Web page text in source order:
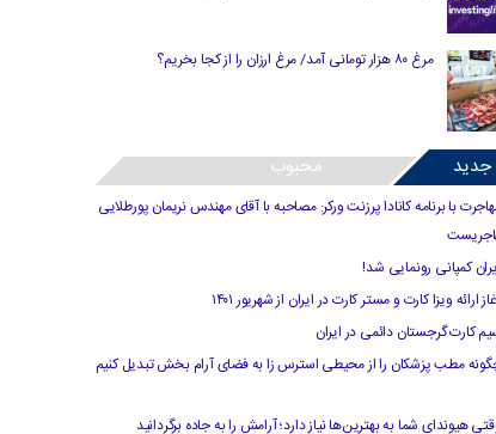
مرغ ۸۰ هزار تومانی آمد/ مرغ ارزان را از کجا بخریم؟
جدید محبوب
با برنامه کانادا پرزنت ورکر: مصاحبه با آقای مهندس نریمان پورطلایی
کمپانی رونمایی شد!
ارائه ویزا کارت و مستر کارت در ایران از شهریور ۱۴۰۱
کارت گرجستان دائمی در ایران
مطب پزشکان را از محیطی استرس زا به فضای آرام بخش تبدیل کنیم
هیوندای شما به بهترین‌ها نیاز دارد؛ آرامش را به جاده برگردانید